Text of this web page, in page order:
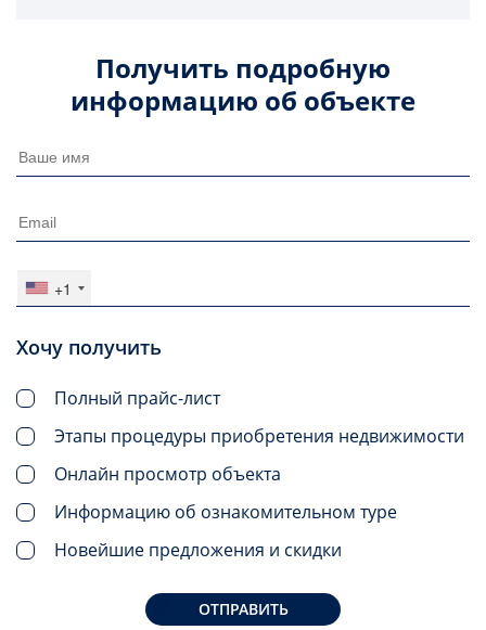
Получить подробную
информацию об объекте
+1
Хочу получить
Полный прайс-лист
Этапы процедуры приобретения недвижимости
Онлайн просмотр объекта
Информацию об ознакомительном туре
Новейшие предложения и скидки
ОТПРАВИТЬ